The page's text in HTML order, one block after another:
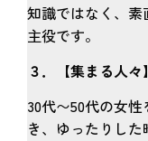
知識ではなく、
主役です。
３．【集まる人々】
30代〜50代の女
き、ゆったりし